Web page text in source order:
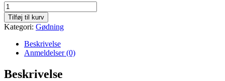
Grønplæne
Plænegræs
Turf
antal
Tilføj til kurv
Kategori: Gødning
Beskrivelse
Anmeldelser (0)
Beskrivelse